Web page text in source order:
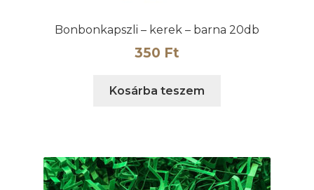
Bonbonkapszli – kerek – barna 20db
350 Ft
Kosárba teszem